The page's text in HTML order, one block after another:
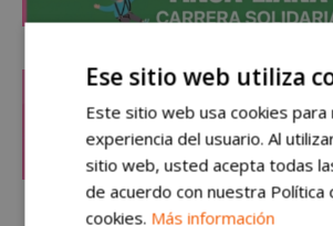
Ese sitio web utiliza
Este sitio web usa cookies para
experiencia del usuario. Al
sitio web, usted acepta todas
de acuerdo con nuestra Política
cookies. Más información